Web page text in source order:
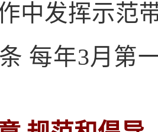
中发挥示范
每年3月第